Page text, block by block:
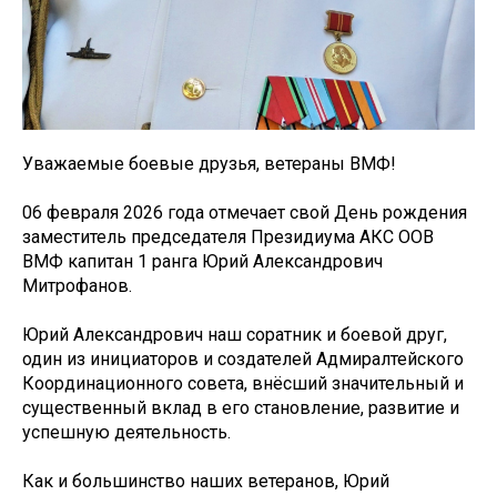
Уважаемые боевые друзья, ветераны ВМФ!
06 февраля 2026 года отмечает свой День рождения
заместитель председателя Президиума АКС ООВ
ВМФ капитан 1 ранга Юрий Александрович
Митрофанов.
Юрий Александрович наш соратник и боевой друг,
один из инициаторов и создателей Адмиралтейского
Координационного совета, внёсший значительный и
существенный вклад в его становление, развитие и
успешную деятельность.
Как и большинство наших ветеранов, Юрий